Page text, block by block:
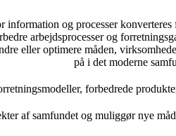
information og processer
arbejdsprocesser og
eller optimere måden,
på i det moderne
forbedrede
af samfundet og muliggør nye